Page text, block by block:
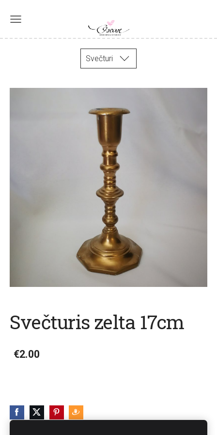
Svečturi
Svečturis zelta 17cm
€2.00